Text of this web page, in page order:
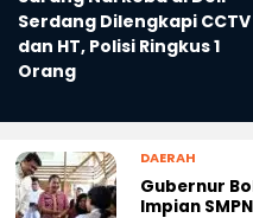
Serdang Dilengkapi CCTV
dan HT, Polisi Ringkus 1
Orang
DAERAH
Gubernur
Impian